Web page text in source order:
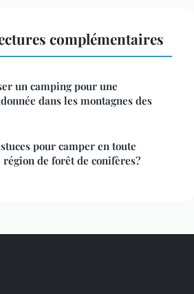
complémentaires
un camping pour une
dans les montagnes des
pour camper en toute
de forêt de conifères?